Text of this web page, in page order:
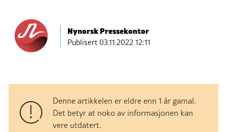
Nynorsk Pressekontor
Publisert03.11.2022 12:11
Denne artikkelen er eldre enn 1 år gamal.
Det betyr at noko av informasjonen kan
vere utdatert.